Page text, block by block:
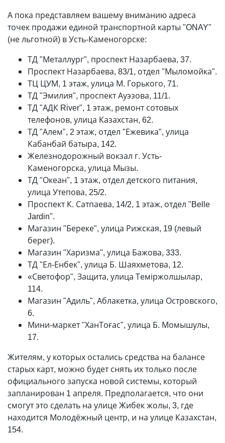
А пока представляем вашему вниманию адреса
точек продажи единой транспортной карты "ONAY"
(не льготной) в Усть-Каменогорске:
ТД "Металлург", проспект Назарбаева, 37.
Проспект Назарбаева, 83/1, отдел "Мыломойка".
ТЦ ЦУМ, 1 этаж, улица М. Горького, 71.
ТД "Эмилия", проспект Ауэзова, 11/1.
ТД "АДК River", 1 этаж, ремонт сотовых
телефонов, улица Казахстан, 62.
ТД "Алем", 2 этаж, отдел "Ежевика", улица
Кабанбай батыра, 142.
Железнодорожный вокзал г. Усть-
Каменогорска, улица Мызы.
ТД "Океан", 1 этаж, отдел детского питания,
улица Утепова, 25/2.
Проспект К. Сатпаева, 14/2, 1 этаж, отдел "Belle
Jardin".
Магазин "Береке", улица Рижская, 19 (левый
берег).
Магазин "Харизма", улица Бажова, 333.
ТД "Ел-Енбек", улица Б. Шаяхметова, 12.
«Светофор", Защита, улица Теміржолшылар,
114.
Магазин "Адиль", Аблакетка, улица Островского,
6.
Мини-маркет "ХанТоғас", улица Б. Момышулы,
17.
Жителям, у которых остались средства на балансе
старых карт, можно будет снять их только после
официального запуска новой системы, который
запланирован 1 апреля. Предполагается, что они
смогут это сделать на улице Жибек жолы, 3, где
находится Молодёжный центр, и на улице Казахстан,
154.